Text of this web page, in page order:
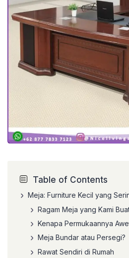
Table of Contents
Meja: Furniture Kecil yang
Ragam Meja yang Kami
Kenapa Permukaannya
Meja Bundar atau Persegi?
Rawat Sendiri di Rumah